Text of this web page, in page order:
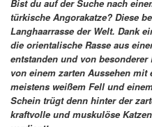
Bist du auf der Suche nach
türkische Angorakatze? Diese
Langhaarrasse der Welt. Dank
die orientalische Rasse aus
entstanden und von
von einem zarten Aussehen
meistens weißem Fell und
Schein trügt denn hinter der
kraftvolle und muskulöse